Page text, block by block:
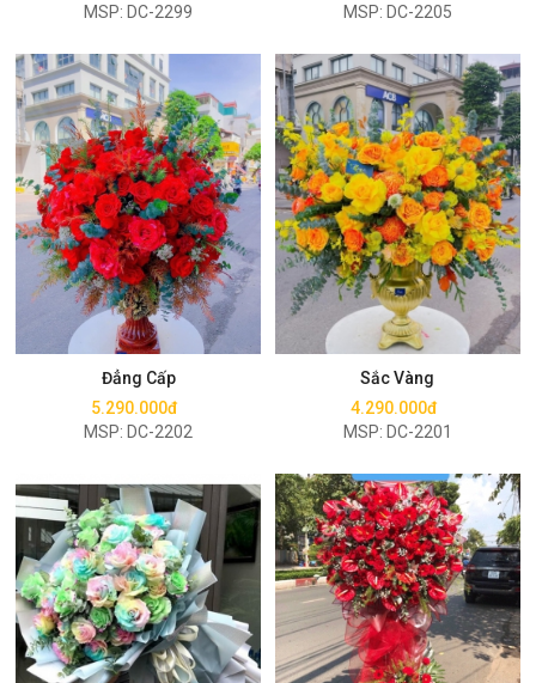
MSP: DC-2299 MSP: DC-2205
Đẳng Cấp
5.290.000đ
MSP: DC-2202
Mua ngay
Sắc Vàng
4.290.000đ
MSP: DC-2201
Mua ngay